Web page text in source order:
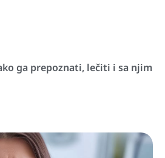
ga prepoznati, lečiti i sa njim